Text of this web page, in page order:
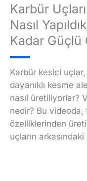
Karbür
Nasıl
Kadar Güçlü
Karbür kesici
dayanıklı kesme
nasıl üretiliyorlar?
nedir? Bu
özelliklerinden
uçların